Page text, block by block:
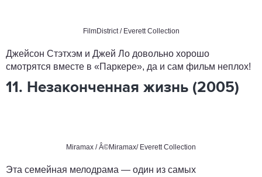
FilmDistrict / Everett Collection
Джейсон Стэтхэм и Джей Ло довольно хорошо
смотрятся вместе в «Паркере», да и сам фильм неплох!
11. Незаконченная жизнь (2005)
Miramax / Â©Miramax/ Everett Collection
Эта семейная мелодрама — один из самых